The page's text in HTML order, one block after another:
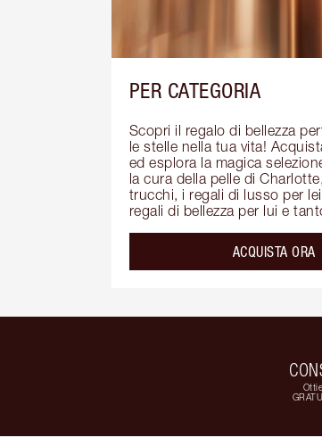
PER CATEGORIA
Scopri il regalo di bellezza
le stelle nella tua vita!
ed esplora la magica
la cura della pelle di
trucchi, i regali di lusso per
regali di bellezza per lui e
ACQUISTA ORA